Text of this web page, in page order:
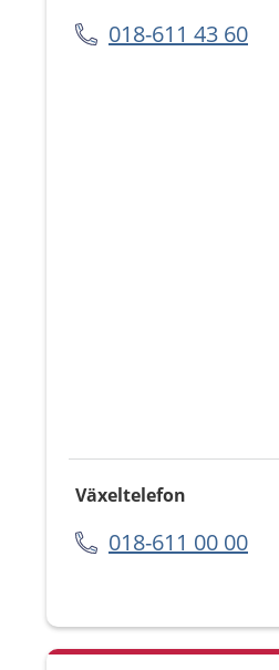
018-611 43 60
Växeltelefon
018-611 00 00